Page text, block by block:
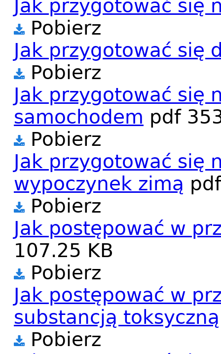
Jak przygotować się
Pobierz
Jak przygotować się
Pobierz
Jak przygotować się
samochodem pdf
Pobierz
Jak przygotować się
wypoczynek zimą pdf
Pobierz
Jak postępować w
107.25 KB
Pobierz
Jak postępować w
substancją toksyczną
Pobierz